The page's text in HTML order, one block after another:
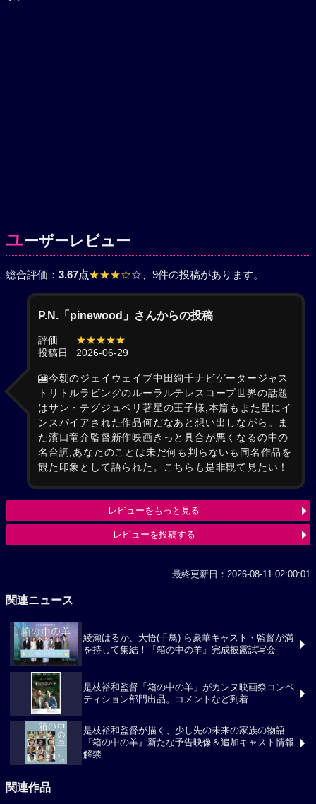
ユーザーレビュー
総合評価： 3.67点★★★☆☆ 、9件の投稿があります。
P.N.「pinewood」さんからの投稿
評価
★★★★★
投稿日
2026-06-29
🎦今朝のジェイウェイブ中田絢千ナビゲータージャス
トリトルラビングのルーラルテレスコープ世界の話題
はサン・テグジュペリ著星の王子様,本篇もまた星にイ
ンスパイアされた作品何だなあと想い出しながら。ま
た濱口竜介監督新作映画きっと具合が悪くなるの中の
名台詞,あなたのことは未だ何も判らないも同名作品を
観た印象として語られた。こちらも是非観て見たい！
レビューをもっと見る
レビューを投稿する
最終更新日：2026-08-11 02:00:01
関連ニュース
綾瀬はるか、大悟(千鳥) ら豪華キャスト・監督が満
を持して集結！『箱の中の羊』完成披露試写会
是枝裕和監督「箱の中の羊」がカンヌ映画祭コンペ
ティション部門出品。コメントなど到着
是枝裕和監督が描く、少し先の未来の家族の物語
『箱の中の羊』新たな予告映像＆追加キャスト情報
解禁
関連作品